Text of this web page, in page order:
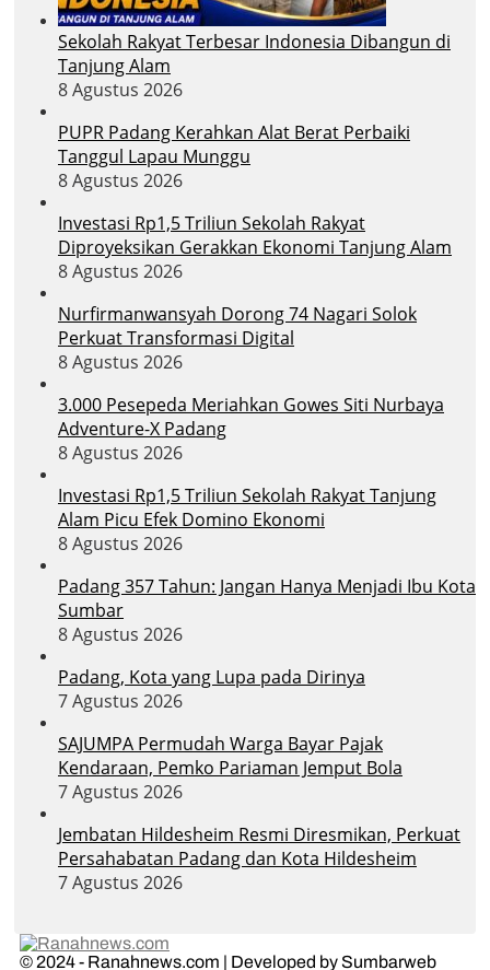
Sekolah Rakyat Terbesar Indonesia Dibangun di
Tanjung Alam
8 Agustus 2026
PUPR Padang Kerahkan Alat Berat Perbaiki
Tanggul Lapau Munggu
8 Agustus 2026
Investasi Rp1,5 Triliun Sekolah Rakyat
Diproyeksikan Gerakkan Ekonomi Tanjung Alam
8 Agustus 2026
Nurfirmanwansyah Dorong 74 Nagari Solok
Perkuat Transformasi Digital
8 Agustus 2026
3.000 Pesepeda Meriahkan Gowes Siti Nurbaya
Adventure-X Padang
8 Agustus 2026
Investasi Rp1,5 Triliun Sekolah Rakyat Tanjung
Alam Picu Efek Domino Ekonomi
8 Agustus 2026
Padang 357 Tahun: Jangan Hanya Menjadi Ibu Kota
Sumbar
8 Agustus 2026
Padang, Kota yang Lupa pada Dirinya
7 Agustus 2026
SAJUMPA Permudah Warga Bayar Pajak
Kendaraan, Pemko Pariaman Jemput Bola
7 Agustus 2026
Jembatan Hildesheim Resmi Diresmikan, Perkuat
Persahabatan Padang dan Kota Hildesheim
7 Agustus 2026
© 2024 - Ranahnews.com | Developed by Sumbarweb